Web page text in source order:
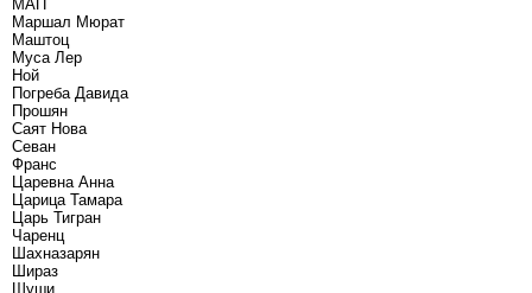
МАП
Маршал Мюрат
Маштоц
Муса Лер
Ной
Погреба Давида
Прошян
Саят Нова
Севан
Франс
Царевна Анна
Царица Тамара
Царь Тигран
Чаренц
Шахназарян
Шираз
Шуши